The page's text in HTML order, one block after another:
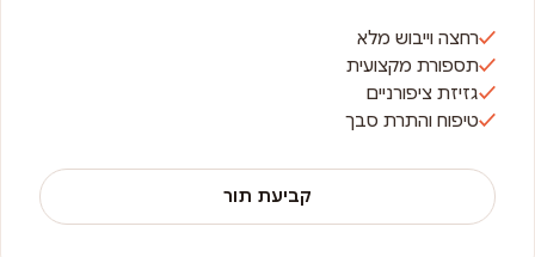
רחצה וייבוש מלא
תספורת מקצועית
גזיזת ציפורניים
טיפוח והתרת סבך
קביעת תור